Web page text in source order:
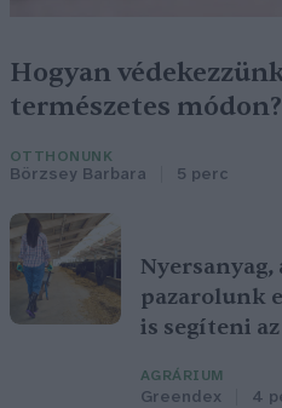
Hogyan
természetes módon?
OTTHONUNK
Börzsey Barbara 5 perc
pazarolunk
is segíteni
AGRÁRIUM
Greendex 4